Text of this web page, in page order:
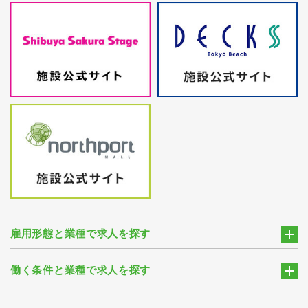
雇用形態と業種で求人を探す
働く条件と業種で求人を探す